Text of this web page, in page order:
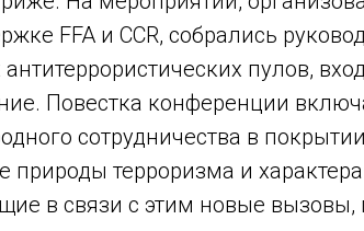
FFA и CCR, собрались
пулов,
Повестка конференции
сотрудничества в
природы терроризма и
в связи с этим новые